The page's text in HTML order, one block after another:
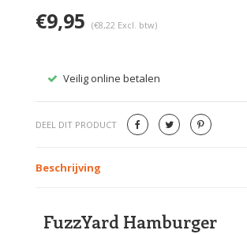
€9,95 (€8,22 Excl. btw)
Veilig online betalen
DEEL DIT PRODUCT
Beschrijving
FuzzYard Hamburger